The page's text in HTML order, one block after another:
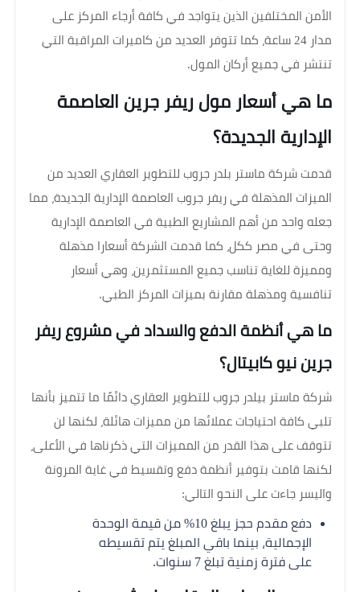
الأمن المختلفين الذين يتواجد في كافة أرجاء المركز على
مدار 24 ساعة، كما تتوفر العديد من كاميرات المراقبة التي
تنتشر في جميع أركان المول.
ما هي أسعار مول ريفر جرين العاصمة
الإدارية الجديدة؟
قدمت شركة ماستر بلدر جروب للتطوير العقاري العديد من
الميزات المذهلة في ريفر جروب العاصمة الإدارية الجديدة، مما
جعله واحد من أهم المشاريع الطبية في العاصمة الإدارية
وحتى في مصر ككل، كما قدمت الشركة أسعارا مذهلة
ومميزة للغاية تناسب جميع المستثمرين، وهي أسعار
تنافسية ومذهلة مقارنة بميزات المركز الطبي.
ما هي أنظمة الدفع والسداد في مشروع ريفر
جرين نيو كابيتال؟
شركة ماستر بيلدر جروب للتطوير العقاري دائمًا ما تتميز بأنها
تلبي كافة احتياجات عملائها من مميزات هائلة، لكنها لن
تتوقف على هذا القدر من المميزات التي ذكرناها في الأعلى،
لكنها قامت بتوفير أنظمة دفع وتقسيط في غاية المرونة
واليسر جاءت على النحو التالي:
دفع مقدم حجز يبلغ 10% من قيمة الوحدة
الإجمالية، بينما باقي المبلغ يتم تقسيطه
على فترة زمنية تبلغ 7 سنوات.